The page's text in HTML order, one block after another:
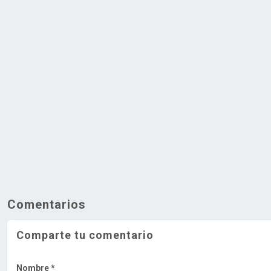
Comentarios
Comparte tu comentario
Nombre *